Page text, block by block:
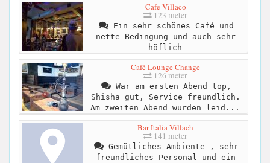
Cafe Villaco
123 meter
Ein sehr schönes Café und
nette Bedingung und auch sehr
höflich
Café Lounge Change
126 meter
War am ersten Abend top,
Shisha gut, Service freundlich.
Am zweiten Abend wurden leid...
Bar Italia Villach
141 meter
Gemütliches Ambiente , sehr
freundliches Personal und ein